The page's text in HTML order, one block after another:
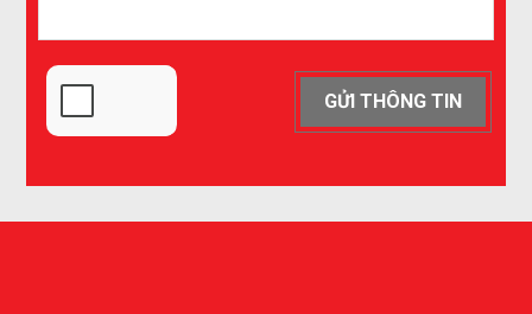
GỬI THÔNG TIN